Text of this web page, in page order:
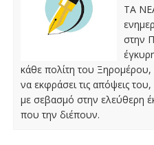
ΤΑ
στην
κάθε πολίτη του Ξηρομέρου,
να εκφράσει τις απόψεις
με σεβασμό στην ελεύθερη
που την διέπουν.